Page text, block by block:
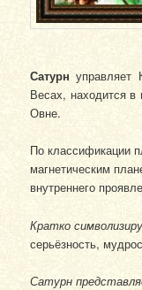
Сатурн управляет
Весах, находится
Овне.
По классификации
магнетическим
внутреннего
Кратко
серьёзность,
Сатурн